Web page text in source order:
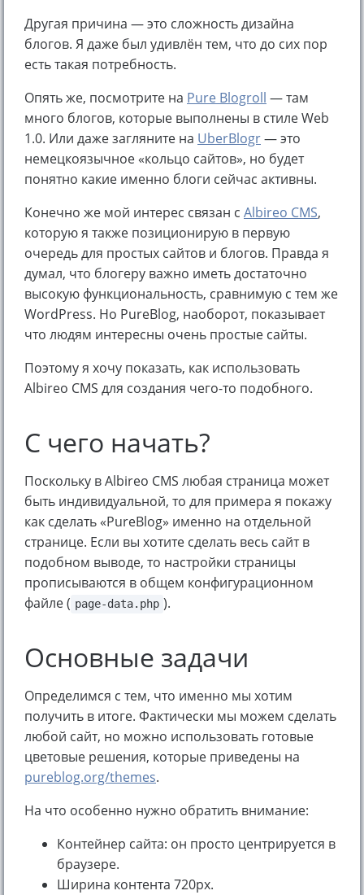
Другая причина — это сложность дизайна
блогов. Я даже был удивлён тем, что до сих пор
есть такая потребность.
Опять же, посмотрите на Pure Blogroll — там
много блогов, которые выполнены в стиле Web
1.0. Или даже загляните на UberBlogr— это
немецкоязычное «кольцо сайтов», но будет
понятно какие именно блоги сейчас активны.
Конечно же мой интерес связан с Albireo CMS,
которую я также позиционирую в первую
очередь для простых сайтов и блогов. Правда я
думал, что блогеру важно иметь достаточно
высокую функциональность, сравнимую с тем же
WordPress. Но PureBlog, наоборот, показывает
что людям интересны очень простые сайты.
Поэтому я хочу показать, как использовать
Albireo CMS для создания чего-то подобного.
С чего начать?
Поскольку в Albireo CMS любая страница может
быть индивидуальной, то для примера я покажу
как сделать «PureBlog» именно на отдельной
странице. Если вы хотите сделать весь сайт в
подобном выводе, то настройки страницы
прописываются в общем конфигурационном
файле ( page-data.php ).
Основные задачи
Определимся с тем, что именно мы хотим
получить в итоге. Фактически мы можем сделать
любой сайт, но можно использовать готовые
цветовые решения, которые приведены на
pureblog.org/themes.
На что особенно нужно обратить внимание:
Контейнер сайта: он просто центрируется в
браузере.
Ширина контента 720px.